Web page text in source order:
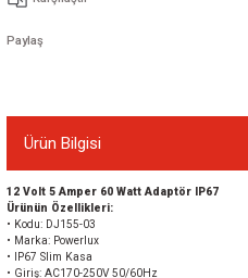
Paylaş
Ürün Bilgisi
12 Volt 5 Amper 60 Watt Adaptör IP67
Ürünün Özellikleri:
• Kodu: DJ155-03
• Marka: Powerlux
• IP67 Slim Kasa
• Giriş: AC170-250V 50/60Hz